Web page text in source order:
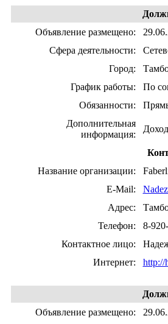
Объявление размещено:
Сфера деятельности:
Город:
График работы:
По
Обязанности:
Дополнительная
информация:
Название организации:
E-Mail:
Адрес:
Телефон:
8-
Контактное лицо:
Интернет:
http://
Объявление размещено: